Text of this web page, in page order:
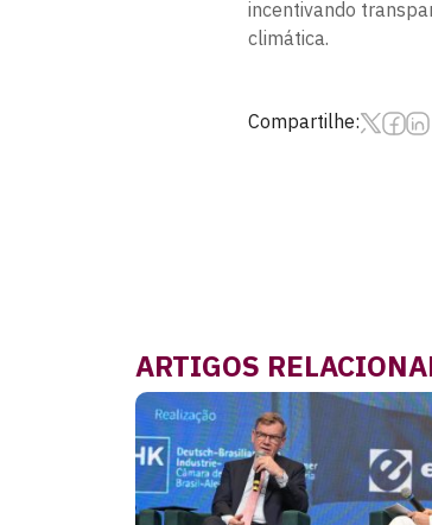
incentivando
climática.
Compartilhe:
ARTIGOS